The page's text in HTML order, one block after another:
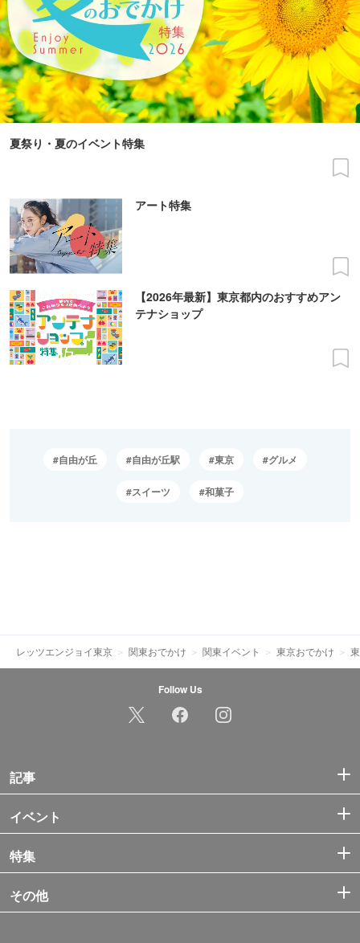
夏祭り・夏のイベント特集
アート特集
【2026年最新】東京都内のおすすめアン
テナショップ
自由が丘 自由が丘駅 東京 グルメ
スイーツ 和菓子
レッツエンジョイ東京 関東おでかけ 関東イベント 東京おでかけ
Follow Us
記事
イベント
特集
その他